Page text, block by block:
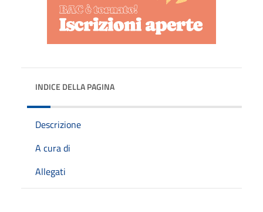
INDICE DELLA PAGINA
Descrizione
A cura di
Allegati